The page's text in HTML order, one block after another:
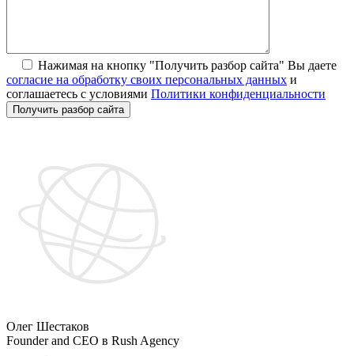
Нажимая на кнопку "Получить разбор сайта" Вы даете
согласие на обработку своих персональных данных и
соглашаетесь с условиями Политики конфиденциальности
Получить разбор сайта
Олег Шестаков
Founder and CEO в Rush Agency